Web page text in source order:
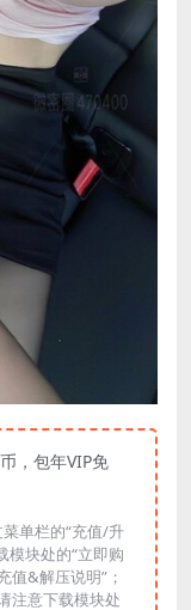
，包年VIP免
单栏的“充值/升
模块处的“立即购
值&解压说明”；
注意下载模块处